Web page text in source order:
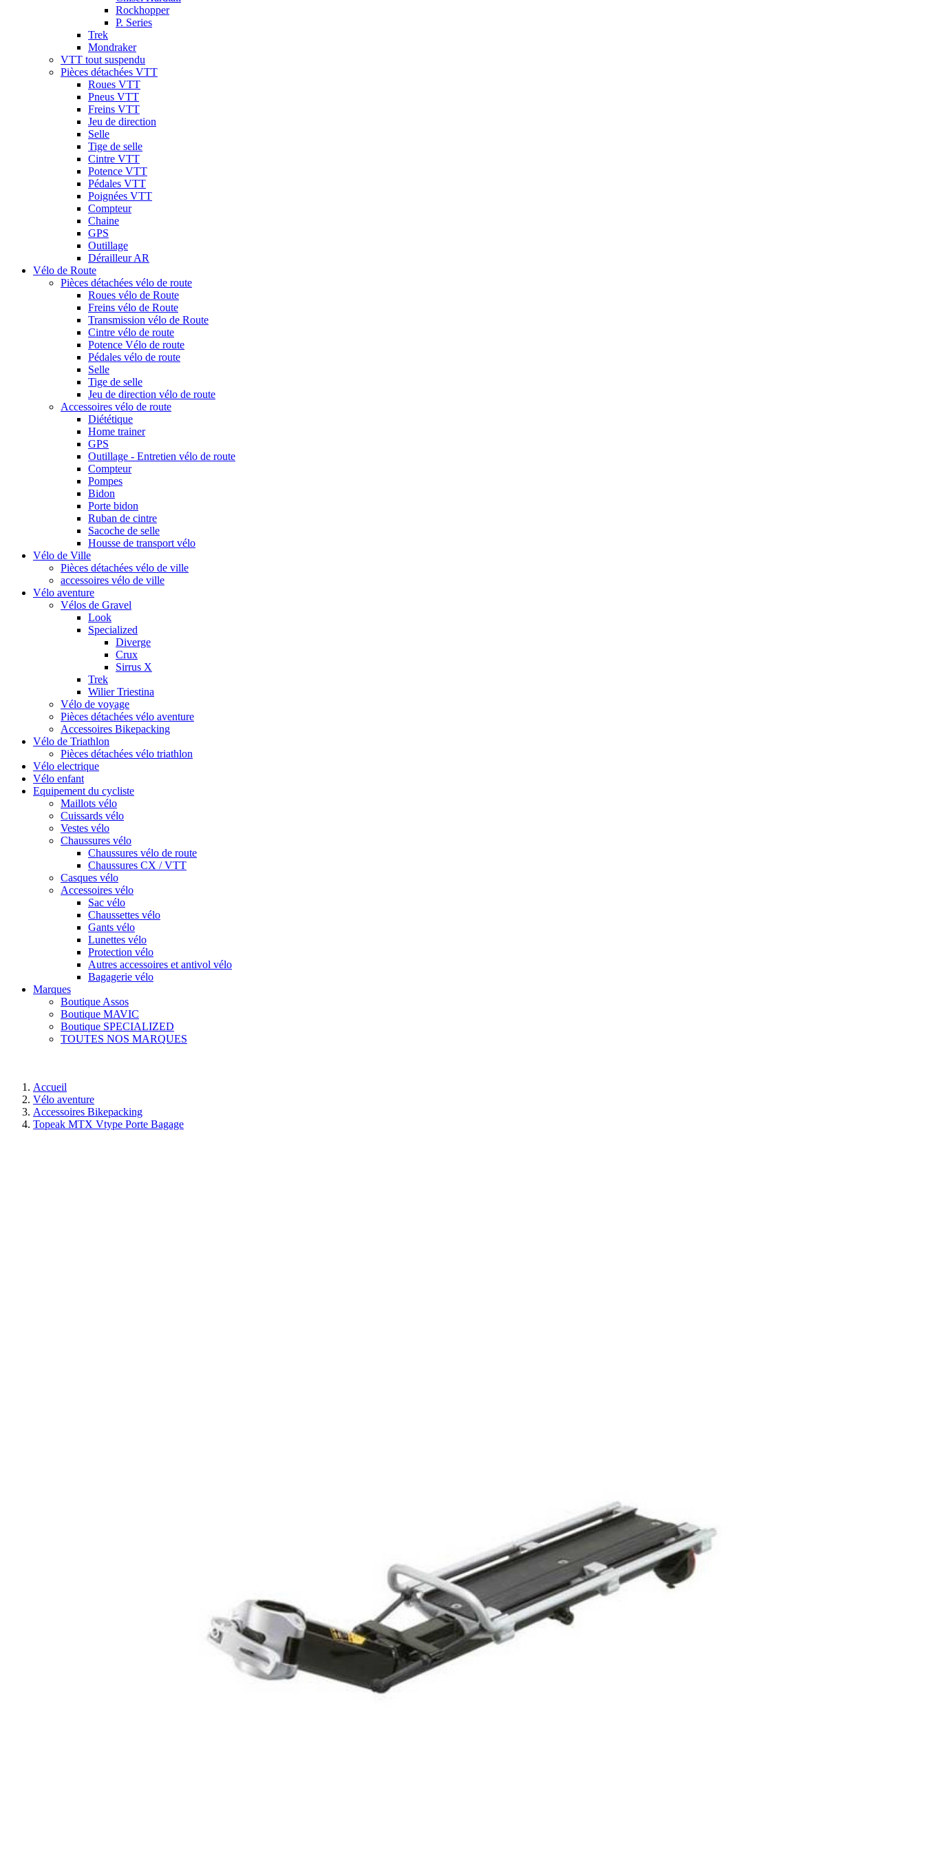
Rockhopper
P. Series
Trek
Mondraker
VTT tout suspendu
Pièces détachées VTT
Roues VTT
Pneus VTT
Freins VTT
Jeu de direction
Selle
Tige de selle
Cintre VTT
Potence VTT
Pédales VTT
Poignées VTT
Compteur
Chaine
GPS
Outillage
Dérailleur AR
Vélo de Route
Pièces détachées vélo de route
Roues vélo de Route
Freins vélo de Route
Transmission vélo de Route
Cintre vélo de route
Potence Vélo de route
Pédales vélo de route
Selle
Tige de selle
Jeu de direction vélo de route
Accessoires vélo de route
Diététique
Home trainer
GPS
Outillage - Entretien vélo de route
Compteur
Pompes
Bidon
Porte bidon
Ruban de cintre
Sacoche de selle
Housse de transport vélo
Vélo de Ville
Pièces détachées vélo de ville
accessoires vélo de ville
Vélo aventure
Vélos de Gravel
Look
Specialized
Diverge
Crux
Sirrus X
Trek
Wilier Triestina
Vélo de voyage
Pièces détachées vélo aventure
Accessoires Bikepacking
Vélo de Triathlon
Pièces détachées vélo triathlon
Vélo electrique
Vélo enfant
Equipement du cycliste
Maillots vélo
Cuissards vélo
Vestes vélo
Chaussures vélo
Chaussures vélo de route
Chaussures CX / VTT
Casques vélo
Accessoires vélo
Sac vélo
Chaussettes vélo
Gants vélo
Lunettes vélo
Protection vélo
Autres accessoires et antivol vélo
Bagagerie vélo
Marques
Boutique Assos
Boutique MAVIC
Boutique SPECIALIZED
TOUTES NOS MARQUES
Accueil
Vélo aventure
Accessoires Bikepacking
Topeak MTX Vtype Porte Bagage